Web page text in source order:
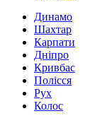
Динамо
Шахтар
Карпати
Дніпро
Кривбас
Полісся
Рух
Колос